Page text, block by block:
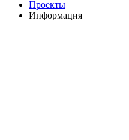
Проекты
Информация